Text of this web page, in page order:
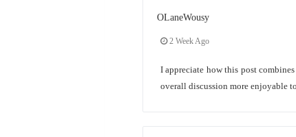
OLaneWousy
2 Week Ago
I appreciate how this post
overall discussion more enjoyable